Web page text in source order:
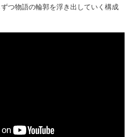
つ物語の輪郭を浮き出していく構成